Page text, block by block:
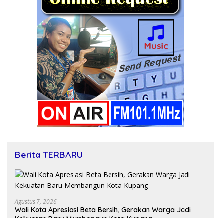
Berita TERBARU
Agustus 7, 2026
Wali Kota Apresiasi Beta Bersih, Gerakan Warga Jadi